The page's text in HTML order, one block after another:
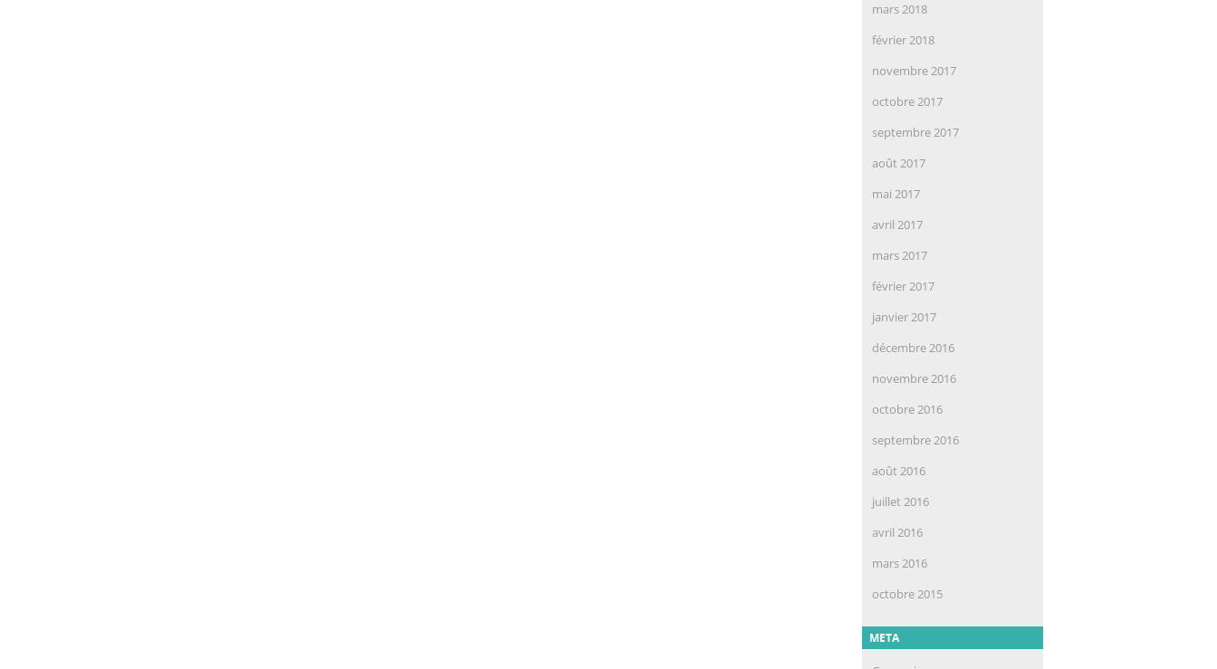
mars 2018
février 2018
novembre 2017
octobre 2017
septembre 2017
août 2017
mai 2017
avril 2017
mars 2017
février 2017
janvier 2017
décembre 2016
novembre 2016
octobre 2016
septembre 2016
août 2016
juillet 2016
avril 2016
mars 2016
octobre 2015
META